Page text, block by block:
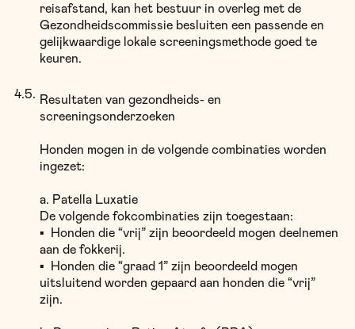
reisafstand, kan het bestuur in overleg met de
Gezondheidscommissie besluiten een passende en
gelijkwaardige lokale screeningsmethode goed te
keuren.
Resultaten van gezondheids- en
screeningsonderzoeken
Honden mogen in de volgende combinaties worden
ingezet:
a. Patella Luxatie
De volgende fokcombinaties zijn toegestaan:
▪
Honden die “vrij” zijn beoordeeld mogen deelnemen
aan de fokkerij.
▪
Honden die “graad 1” zijn beoordeeld mogen
uitsluitend worden gepaard aan honden die “vrij”
zijn.